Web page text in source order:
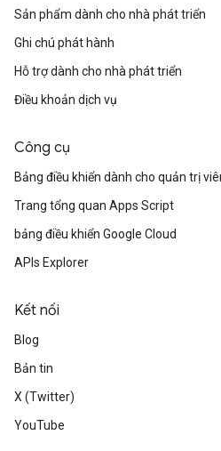
Sản phẩm dành cho nhà phát triển
Ghi chú phát hành
Hỗ trợ dành cho nhà phát triển
Điều khoản dịch vụ
Công cụ
Bảng điều khiển dành cho quản trị
Trang tổng quan Apps Script
bảng điều khiển Google Cloud
APIs Explorer
Kết nối
Blog
Bản tin
X (Twitter)
YouTube